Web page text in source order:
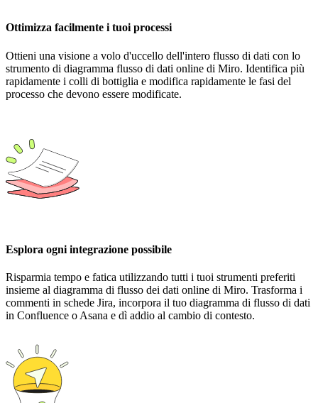
Ottimizza facilmente i tuoi processi
Ottieni una visione a volo d'uccello dell'intero flusso di dati con lo
strumento di diagramma flusso di dati online di Miro. Identifica più
rapidamente i colli di bottiglia e modifica rapidamente le fasi del
processo che devono essere modificate.
Esplora ogni integrazione possibile
Risparmia tempo e fatica utilizzando tutti i tuoi strumenti preferiti
insieme al diagramma di flusso dei dati online di Miro. Trasforma i
commenti in schede Jira, incorpora il tuo diagramma di flusso di dati
in Confluence o Asana e dì addio al cambio di contesto.